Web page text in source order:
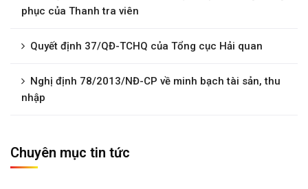
phục của Thanh tra viên
Quyết định 37/QĐ-TCHQ của Tổng cục Hải quan
Nghị định 78/2013/NĐ-CP về minh bạch tài sản, thu
nhập
Chuyên mục tin tức